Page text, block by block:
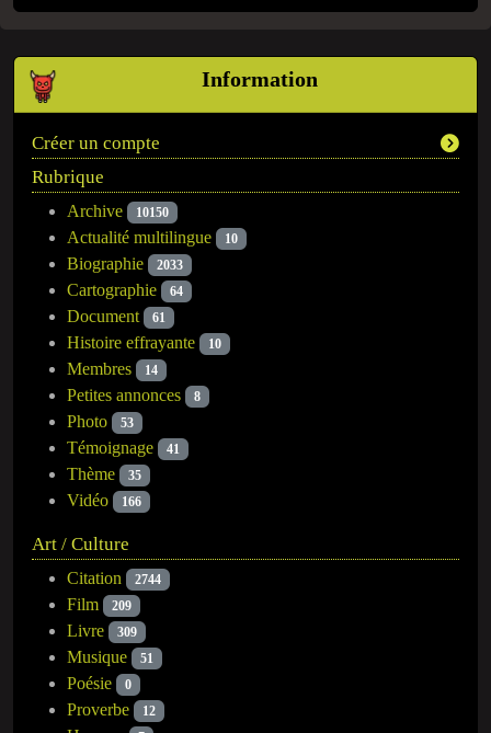
Information
Créer un compte
Rubrique
Archive 10150
Actualité multilingue 10
Biographie 2033
Cartographie 64
Document 61
Histoire effrayante 10
Membres 14
Petites annonces 8
Photo 53
Témoignage 41
Thème 35
Vidéo 166
Art / Culture
Citation 2744
Film 209
Livre 309
Musique 51
Poésie 0
Proverbe 12